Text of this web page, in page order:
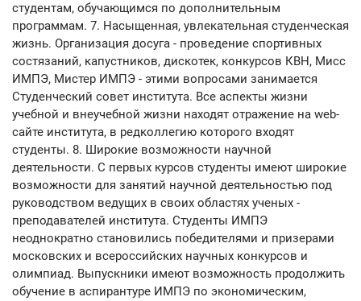
студентам, обучающимся по дополнительным
программам. 7. Насыщенная, увлекательная студенческая
жизнь. Организация досуга - проведение спортивных
состязаний, капустников, дискотек, конкурсов КВН, Мисс
ИМПЭ, Мистер ИМПЭ - этими вопросами занимается
Студенческий совет института. Все аспекты жизни
учебной и внеучебной жизни находят отражение на web-
сайте института, в редколлегию которого входят
студенты. 8. Широкие возможности научной
деятельности. С первых курсов студенты имеют широкие
возможности для занятий научной деятельностью под
руководством ведущих в своих областях ученых -
преподавателей института. Студенты ИМПЭ
неоднократно становились победителями и призерами
московских и всероссийских научных конкурсов и
олимпиад. Выпускники имеют возможность продолжить
обучение в аспирантуре ИМПЭ по экономическим,